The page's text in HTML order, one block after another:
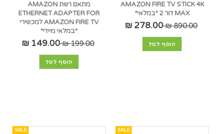
AMAZON FIRE TV STICK 4K
MAX דור 2 *במלאי*
890.00 ₪
278.00 ₪
הוסף לסל
מתאם רשת AMAZON
ETHERNET ADAPTER FOR
AMAZON FIRE TV למכשירי
*במלאי מיידי*
199.00 ₪
149.00 ₪
הוסף לסל
SALE
SALE